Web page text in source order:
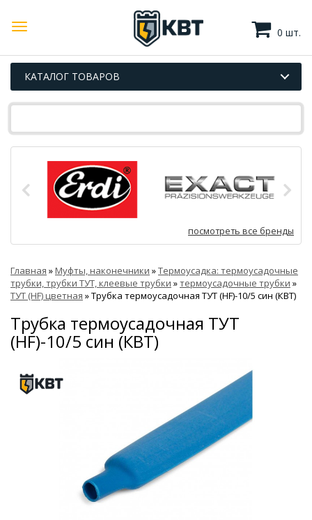
0 шт.
КАТАЛОГ ТОВАРОВ
посмотреть все бренды
Главная »Муфты, наконечники »Термоусадка: термоусадочные
трубки, трубки ТУТ, клеевые трубки »термоусадочные трубки »
ТУТ (HF) цветная »Трубка термоусадочная ТУТ (HF)-10/5 син (КВТ)
Трубка термоусадочная ТУТ
(HF)-10/5 син (КВТ)